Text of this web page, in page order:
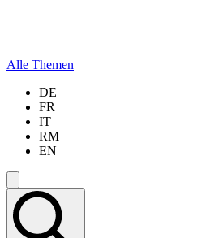
Alle Themen
DE
FR
IT
RM
EN